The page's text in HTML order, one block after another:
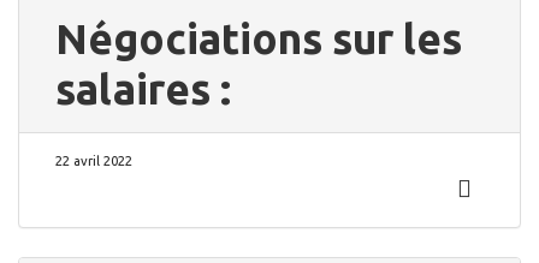
Négociations sur les
salaires :
22 avril 2022